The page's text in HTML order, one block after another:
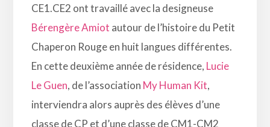
CE1.CE2 ont travaillé avec la designeuse
BérengèreAmiot autour de l’histoire du Petit
Chaperon Rouge en huit langues différentes.
En cette deuxième année de résidence, Lucie
Le Guen, de l’association My Human Kit,
interviendra alors auprès des élèves d’une
classe de CP et d’une classe de CM1-CM2